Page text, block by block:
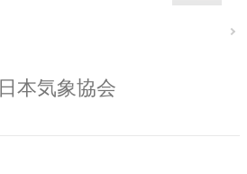
日本気象協会